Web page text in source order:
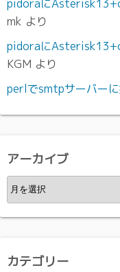
pidoraに
mk より
pidoraに
KGM より
perlでsmtpサーバー
アーカイブ
ア
ー
カ
ブ
カテゴリー